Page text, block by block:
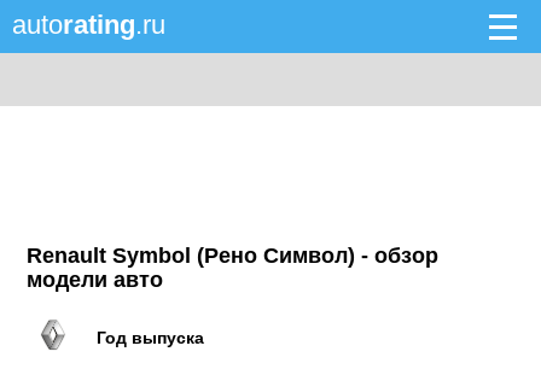
autorating.ru
Renault Symbol (Рено Символ) - обзор
модели авто
Год выпуска